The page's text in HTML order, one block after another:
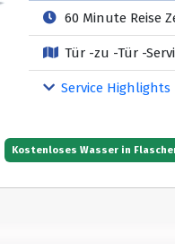
60 Minute Reise
Tür -zu -Tür -
Service Highlights
Kostenloses Wasser in